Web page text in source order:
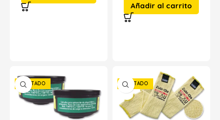
Añadir al carrito
AGOTADO AGOTADO